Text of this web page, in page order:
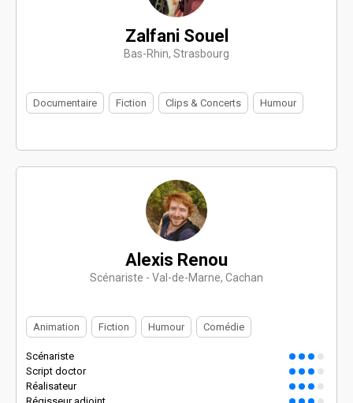
Zalfani Souel
Bas-Rhin, Strasbourg
Documentaire Fiction Clips & Concerts Humour
Alexis Renou
Scénariste - Val-de-Marne, Cachan
Animation Fiction Humour Comédie
Scénariste
Script doctor
Réalisateur